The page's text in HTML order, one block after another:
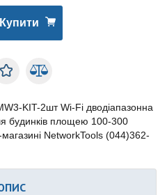
Купити
KIT-2шт Wi-Fi дводіапазонна
будинків площею 100-300
магазині NetworkTools (044)362-